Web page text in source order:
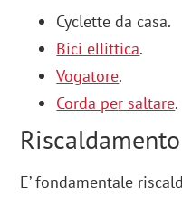
Cyclette da casa.
Bici ellittica.
Vogatore.
Corda per saltare.
Riscaldamento
E’ fondamentale